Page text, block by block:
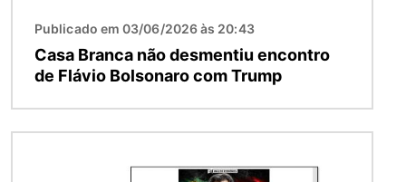
Publicado em 03/06/2026 às 20:43
Casa Branca não desmentiu encontro
de Flávio Bolsonaro com Trump